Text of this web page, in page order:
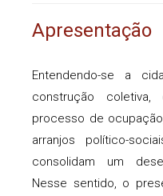
Apresentação
Entendendo-se a
construção
processo de
arranjos político-
consolidam um
Nesse sentido, o